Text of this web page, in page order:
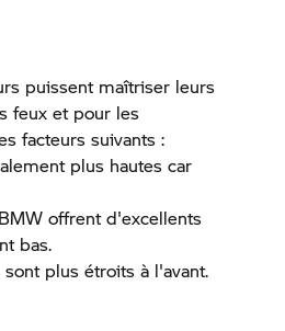
puissent maîtriser leurs
feux et pour les
facteurs suivants :
plus hautes car
offrent d'excellents
bas.
plus étroits à l'avant.